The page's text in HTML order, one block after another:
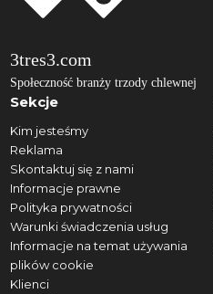
3tres3.com
Społeczność branży trzody chlewnej
Sekcje
Kim jesteśmy
Reklama
Skontaktuj się z nami
Informacje prawne
Polityka prywatności
Warunki świadczenia usług
Informacje na temat używania
plików cookie
Klienci